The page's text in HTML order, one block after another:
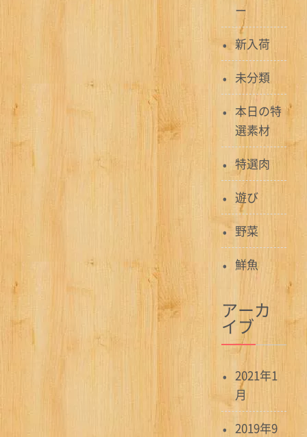
ン
ー
新入荷
未分類
本日の特
選素材
特選肉
遊び
野菜
鮮魚
アーカ
イブ
2021年1
月
2019年9